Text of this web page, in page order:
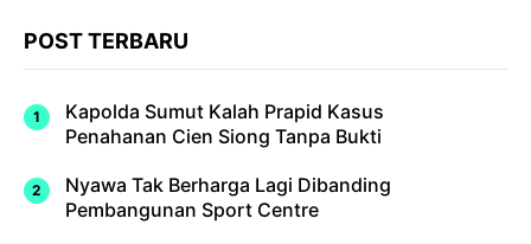
POST TERBARU
Kapolda Sumut Kalah Prapid Kasus
Penahanan Cien Siong Tanpa Bukti
Nyawa Tak Berharga Lagi Dibanding
Pembangunan Sport Centre